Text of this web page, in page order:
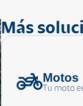
Más
Motos
Tu moto